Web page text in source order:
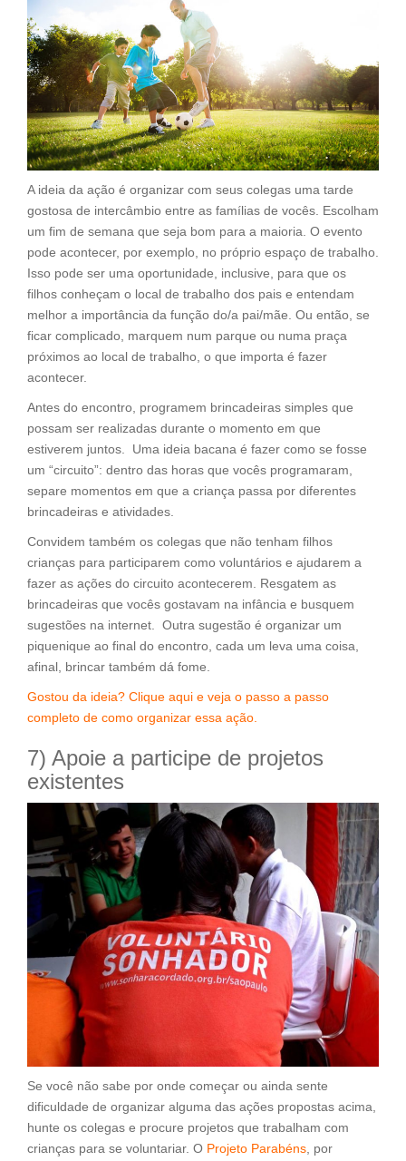
A ideia da ação é organizar com seus colegas uma tarde
gostosa de intercâmbio entre as famílias de vocês. Escolham
um fim de semana que seja bom para a maioria. O evento
pode acontecer, por exemplo, no próprio espaço de trabalho.
Isso pode ser uma oportunidade, inclusive, para que os
filhos conheçam o local de trabalho dos pais e entendam
melhor a importância da função do/a pai/mãe. Ou então, se
ficar complicado, marquem num parque ou numa praça
próximos ao local de trabalho, o que importa é fazer
acontecer.
Antes do encontro, programem brincadeiras simples que
possam ser realizadas durante o momento em que
estiverem juntos. Uma ideia bacana é fazer como se fosse
um “circuito”: dentro das horas que vocês programaram,
separe momentos em que a criança passa por diferentes
brincadeiras e atividades.
Convidem também os colegas que não tenham filhos
crianças para participarem como voluntários e ajudarem a
fazer as ações do circuito acontecerem. Resgatem as
brincadeiras que vocês gostavam na infância e busquem
sugestões na internet. Outra sugestão é organizar um
piquenique ao final do encontro, cada um leva uma coisa,
afinal, brincar também dá fome.
Gostou da ideia? Clique aqui e veja o passo a passo
completo de como organizar essa ação.
7) Apoie a participe de projetos
existentes
Se você não sabe por onde começar ou ainda sente
dificuldade de organizar alguma das ações propostas acima,
hunte os colegas e procure projetos que trabalham com
crianças para se voluntariar. O Projeto Parabéns, por